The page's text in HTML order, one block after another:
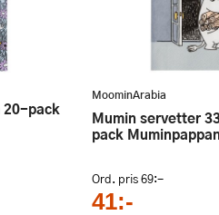
MoominArabia
Mumin servetter 33x33 cm 20-
pack
Ord. pris69:-
41:-